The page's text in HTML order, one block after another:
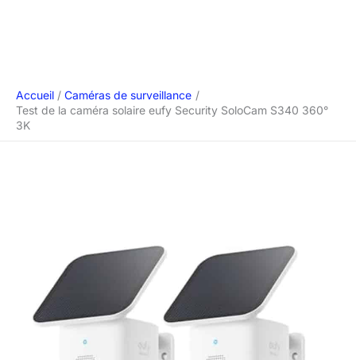
Accueil
Caméras de surveillance
Test de la caméra solaire eufy Security SoloCam S340 360°
3K